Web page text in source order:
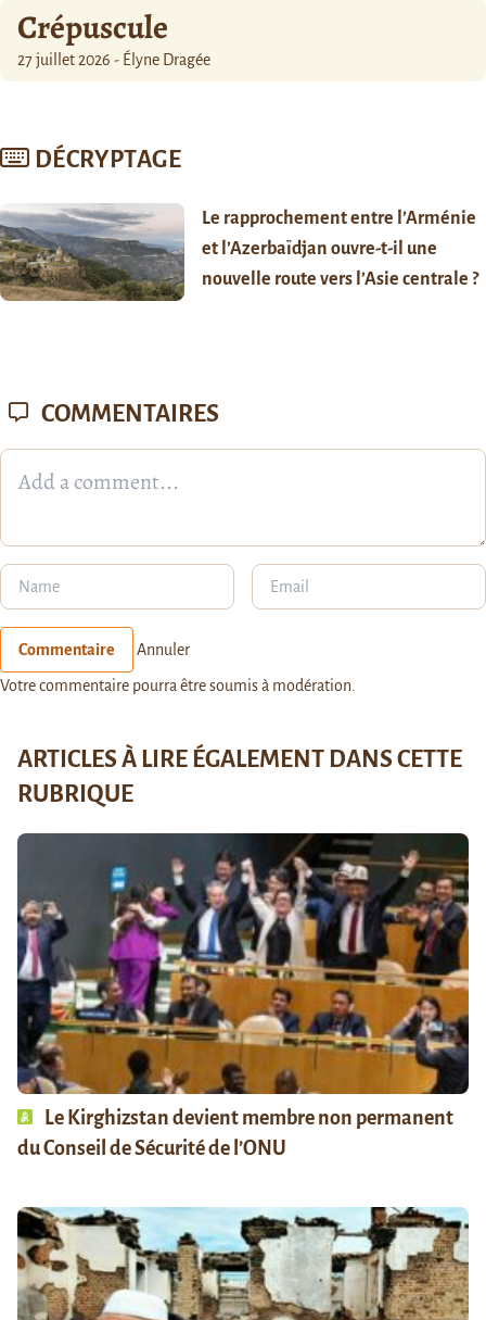
Crépuscule
27 juillet 2026 - Élyne Dragée
DÉCRYPTAGE
Le rapprochement entre l’Arménie
et l’Azerbaïdjan ouvre-t-il une
nouvelle route vers l’Asie centrale ?
COMMENTAIRES
Commentaire Annuler
Votre commentaire pourra être soumis à modération.
ARTICLES À LIRE ÉGALEMENT DANS CETTE
RUBRIQUE
Le Kirghizstan devient membre non permanent
du Conseil de Sécurité de l’ONU